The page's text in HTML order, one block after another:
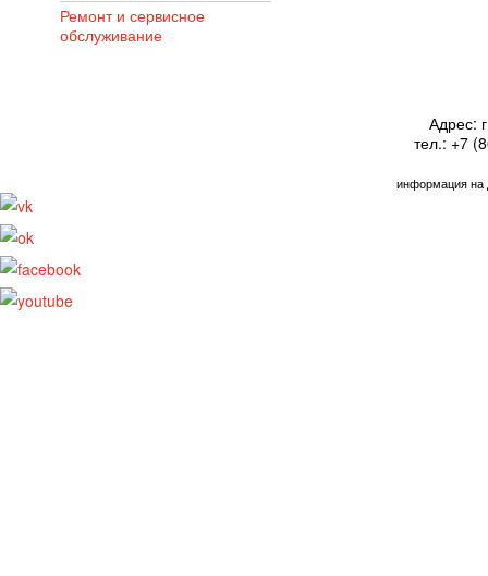
Ремонт и сервисное
обслуживание
Адрес:
тел.: +7
информация на